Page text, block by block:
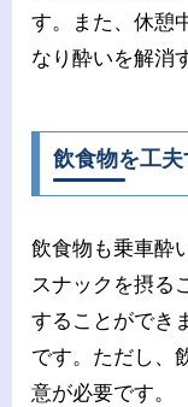
す。また、休憩
なり酔いを解消
飲食物を工夫
飲食物も乗車酔
スナックを摂る
することができ
です。ただし、
意が必要です。